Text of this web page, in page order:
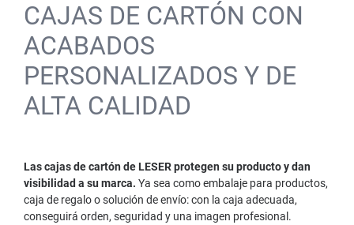
CAJAS DE CARTÓN CON
ACABADOS
PERSONALIZADOS Y DE
ALTA CALIDAD
Las cajas de cartón de LESER protegen su producto y dan
visibilidad a su marca. Ya sea como embalaje para productos,
caja de regalo o solución de envío: con la caja adecuada,
conseguirá orden, seguridad y una imagen profesional.